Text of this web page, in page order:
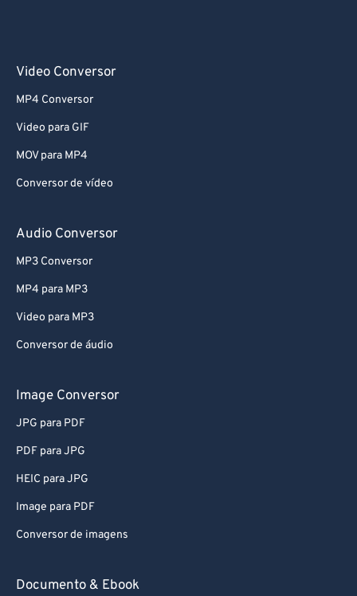
Video Conversor
MP4 Conversor
Video para GIF
MOV para MP4
Conversor de vídeo
Audio Conversor
MP3 Conversor
MP4 para MP3
Video para MP3
Conversor de áudio
Image Conversor
JPG para PDF
PDF para JPG
HEIC para JPG
Image para PDF
Conversor de imagens
Documento & Ebook